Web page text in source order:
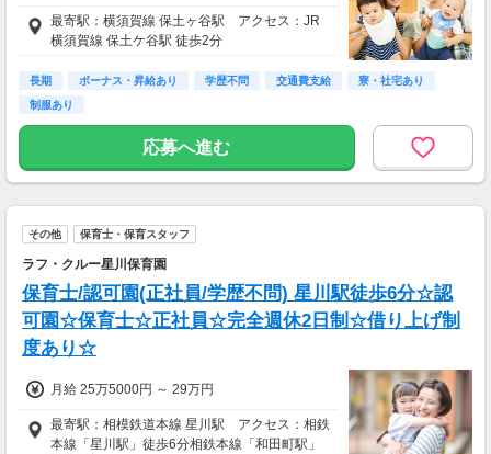
最寄駅：横須賀線 保土ヶ谷駅 アクセス：JR
横須賀線 保土ケ谷駅 徒歩2分
長期 ボーナス・昇給あり 学歴不問 交通費支給
寮・社宅あり
制服あり
応募へ進む
その他 保育士・保育スタッフ
ラフ・クルー星川保育園
保育士/認可園(正社員/学歴不問) 星川駅徒歩6分☆認
可園☆保育士☆正社員☆完全週休2日制☆借り上げ制
度あり☆
月給 25万5000円 ～ 29万円
最寄駅：相模鉄道本線 星川駅 アクセス：相鉄
本線「星川駅」徒歩6分相鉄本線「和田町駅」